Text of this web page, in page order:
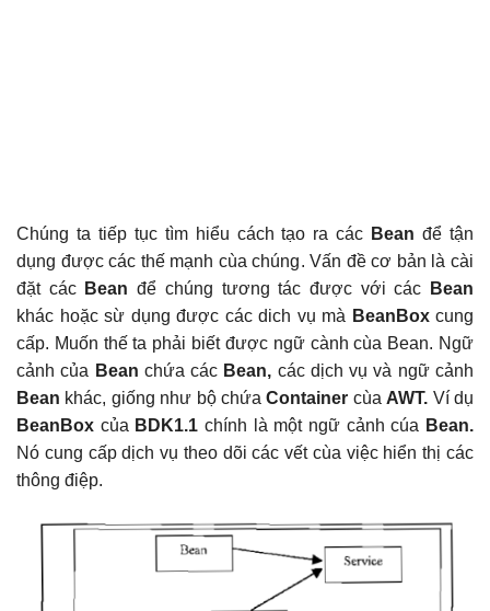
Chúng ta tiếp tục tìm hiểu cách tạo ra các Beanđể tận
dụng được các thế mạnh cùa chúng. Vấn đề cơ bản là cài
đặt các Beanđể chúng tương tác được với các
Bean
khác hoặc sừ dụng được các dich vụ mà BeanBox cung
cấp. Muốn thế ta phải biết được ngữ cành cùa Bean. Ngữ
cảnh của Bean chứa các Bean, các dịch vụ và ngữ cảnh
Bean khác, giống như bộ chứaContainer cùa AWT. Ví dụ
BeanBox của BDK1.1chính là một ngữ cảnh cúa Bean.
Nó cung cấp dịch vụ theo dõi các vết cùa việc hiển thị các
thông điệp.